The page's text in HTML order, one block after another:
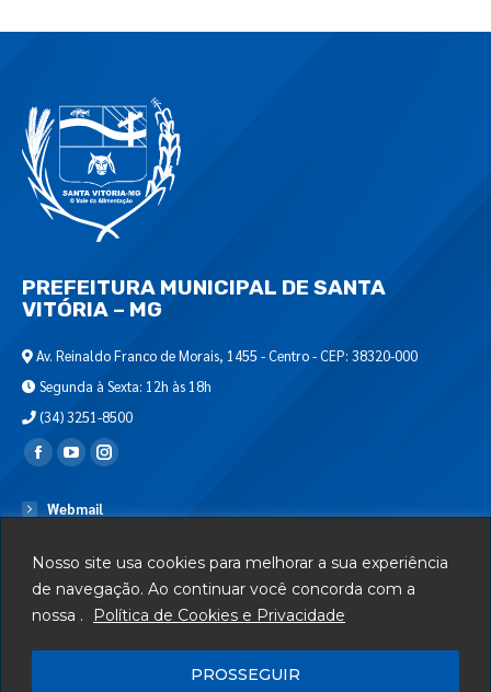
Nosso site usa cookies para melhorar a sua experiência
de navegação. Ao continuar você concorda com a
nossa .
Política de Cookies e Privacidade
PROSSEGUIR
PREFEITURA MUNICIPAL DE SANTA
VITÓRIA – MG
Av. Reinaldo Franco de Morais, 1455 - Centro - CEP: 38320-000
Segunda à Sexta: 12h às 18h
(34) 3251-8500
Encontre-nos em:
Webmail
Serviços
Telefones Úteis